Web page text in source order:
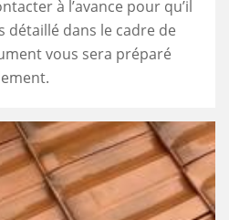
à l’avance pour qu’il
détaillé dans le cadre de
vous sera préparé